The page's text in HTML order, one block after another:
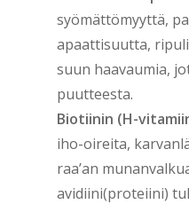
syömättömyyttä,
apaattisuutta,
suun haavaumia,
puutteesta.
Biotiinin (H-
iho-oireita,
raa’an
avidiini(proteiini)